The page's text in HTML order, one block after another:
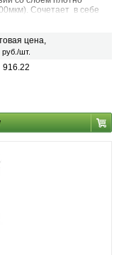
Сочетает в себе
внутри помещений
на организм человека.
цена,
руб./шт.
916.22